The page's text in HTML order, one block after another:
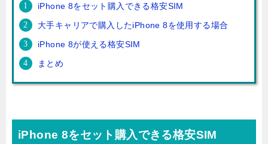
iPhone 8をセット購入できる格安SIM
大手キャリアで購入したiPhone 8を使用する場合
iPhone 8が使える格安SIM
まとめ
iPhone 8をセット購入できる格安SIM